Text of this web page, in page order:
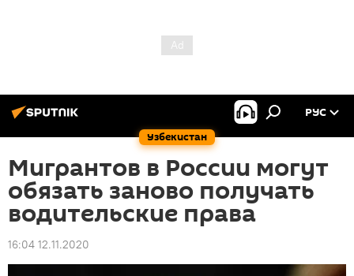
Узбекистан
РУС
Мигрантов в России могут
обязать заново получать
водительские права
16:04 12.11.2020